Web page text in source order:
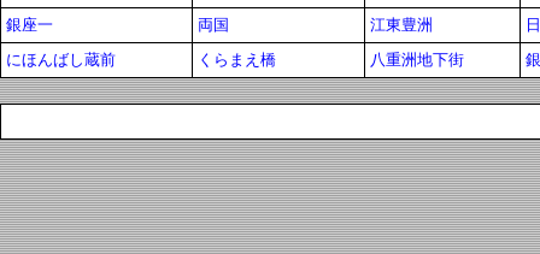
銀座一
両国 江東豊洲
にほんばし蔵前
くらまえ橋 八重洲地下街